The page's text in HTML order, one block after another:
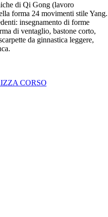
di Qi Gong (lavoro
forma 24 movimenti stile Yang.
insegnamento di forme
di ventaglio, bastone corto,
da ginnastica leggere,
CORSO